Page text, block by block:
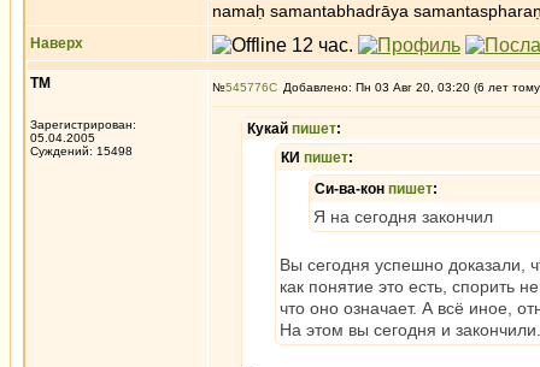
namaḥ samantabhadrāya
Наверх
ТМ
Зарегистрирован:
05.04.2005
Суждений: 15498
№545776 Добавлено: Пн 03 Авг 20, 03:20 (6 лет
Кукай пишет:
КИ пишет:
Си-ва-кон пишет:
Я на сегодня закончил
Вы сегодня успешно доказали,
как понятие это есть,
что оно означает. А всё иное,
На этом вы сегодня и закончили.